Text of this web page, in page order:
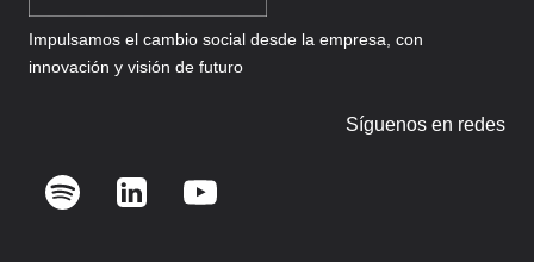
Impulsamos el cambio social desde la empresa, con
innovación y visión de futuro
Síguenos en redes